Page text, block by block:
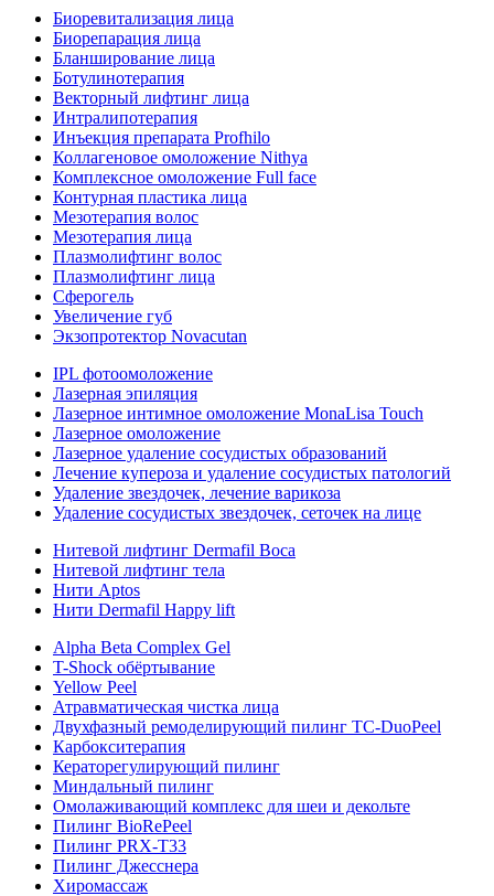
Биоревитализация лица
Биорепарация лица
Бланширование лица
Ботулинотерапия
Векторный лифтинг лица
Интралипотерапия
Инъекция препарата Profhilo
Коллагеновое омоложение Nithya
Комплексное омоложение Full face
Контурная пластика лица
Мезотерапия волос
Мезотерапия лица
Плазмолифтинг волос
Плазмолифтинг лица
Сферогель
Увеличение губ
Экзопротектор Novacutan
IPL фотоомоложение
Лазерная эпиляция
Лазерное интимное омоложение MonaLisa Touch
Лазерное омоложение
Лазерное удаление сосудистых образований
Лечение купероза и удаление сосудистых патологий
Удаление звездочек, лечение варикоза
Удаление сосудистых звездочек, сеточек на лице
Нитевой лифтинг Dermafil Boca
Нитевой лифтинг тела
Нити Aptos
Нити Dermafil Happy lift
Alpha Beta Complex Gel
T-Shock обёртывание
Yellow Peel
Атравматическая чистка лица
Двухфазный ремоделирующий пилинг TC-DuoPeel
Карбокситерапия
Кераторегулирующий пилинг
Миндальный пилинг
Омолаживающий комплекс для шеи и декольте
Пилинг BioRePeel
Пилинг PRX-T33
Пилинг Джесснера
Хиромассаж